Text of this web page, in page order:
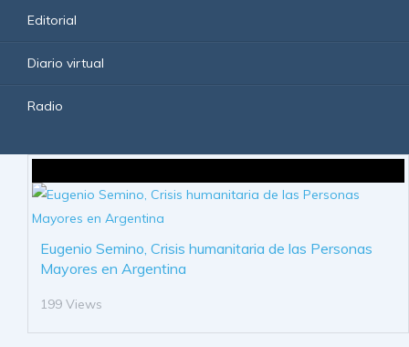
Editorial
Diario virtual
Radio
Eugenio Semino, Crisis humanitaria de las Personas
Mayores en Argentina
199 Views